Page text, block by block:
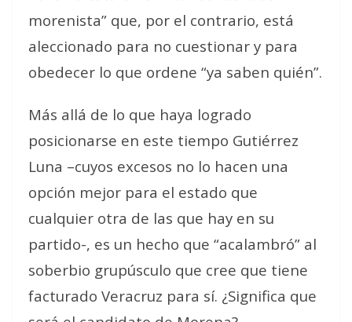
morenista” que, por el contrario, está
aleccionado para no cuestionar y para
obedecer lo que ordene “ya saben quién”.
Más allá de lo que haya logrado
posicionarse en este tiempo Gutiérrez
Luna –cuyos excesos no lo hacen una
opción mejor para el estado que
cualquier otra de las que hay en su
partido-, es un hecho que “acalambró” al
soberbio grupúsculo que cree que tiene
facturado Veracruz para sí. ¿Significa que